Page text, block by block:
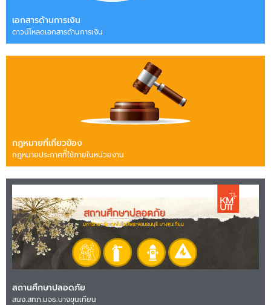
เอกสารด้านการเงิน
ดาวน์โหลดเอกสารด้านการเงิน
กฎหมายที่เกี่ยวข้อง
กฎหมายประกาศทีี่ใช้ภายในหน่วยงาน
สถานศึกษาปลอดภัย
สนง.สทภ.มจธ.บางขุนเทียน